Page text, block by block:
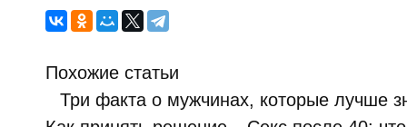
Похожие статьи
Три факта о мужчинах, которые лучше